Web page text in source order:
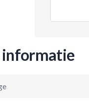
informatie